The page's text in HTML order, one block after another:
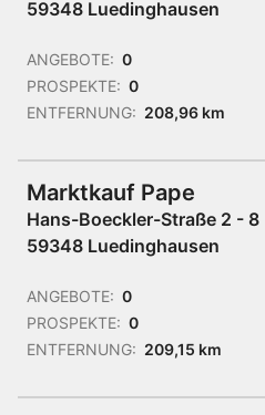
59348 Luedinghausen
ANGEBOTE: 0
PROSPEKTE: 0
ENTFERNUNG: 208,96 km
Marktkauf Pape
Hans-Boeckler-Straße 2 - 8
59348 Luedinghausen
ANGEBOTE: 0
PROSPEKTE: 0
ENTFERNUNG: 209,15 km